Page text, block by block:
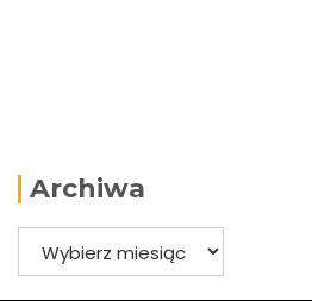
Archiwa
Archiwa